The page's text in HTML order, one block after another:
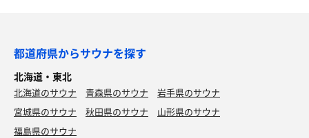
都道府県からサウナを探す
北海道・東北
北海道のサウナ 青森県のサウナ
岩手県のサウナ
宮城県のサウナ
秋田県のサウナ
山形県のサウナ
福島県のサウナ